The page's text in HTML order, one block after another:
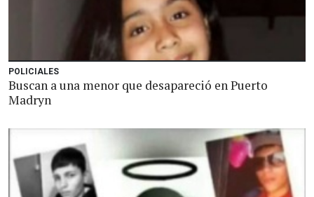
POLICIALES
Buscan a una menor que desapareció en Puerto
Madryn